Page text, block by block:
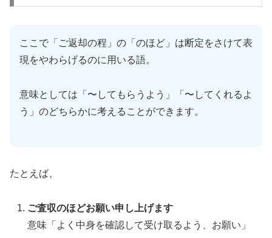
ここで「ご返却の程」の「のほど」は断定をさけて表
現をやわらげるのに用いる語。
意味としては「〜してもらうよう」「〜してくれるよ
う」のどちらかに考えることができます。
たとえば、
ご査収のほどお願い申し上げます
意味「よく中身を確認して受け取るよう、お願い」